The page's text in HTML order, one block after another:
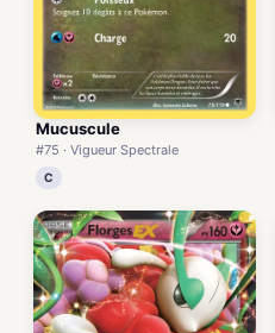
Mucuscule
#75 · Vigueur Spectrale
C